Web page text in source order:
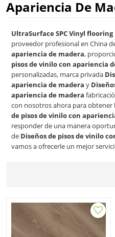
Apariencia De
UltraSurface SPC Vinyl
proveedor profesional en China
apariencia de madera,
pisos de vinilo con apariencia
personalizadas, marca privada
apariencia de madera y
apariencia de madera
con nosotros ahora para obtener
de pisos de vinilo con
responder de una manera
de Diseños de pisos de vinilo
vamos a ofrecerle un mejor